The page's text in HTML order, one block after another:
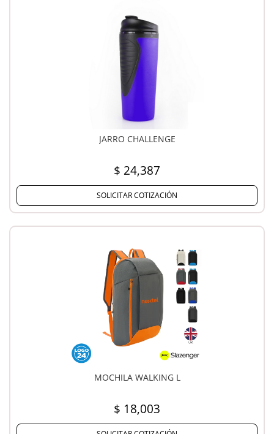
JARRO CHALLENGE
$ 24,387
SOLICITAR COTIZACIÓN
MOCHILA WALKING L
$ 18,003